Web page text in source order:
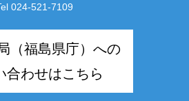
024-521-7109
（福島県庁）への
合わせはこちら